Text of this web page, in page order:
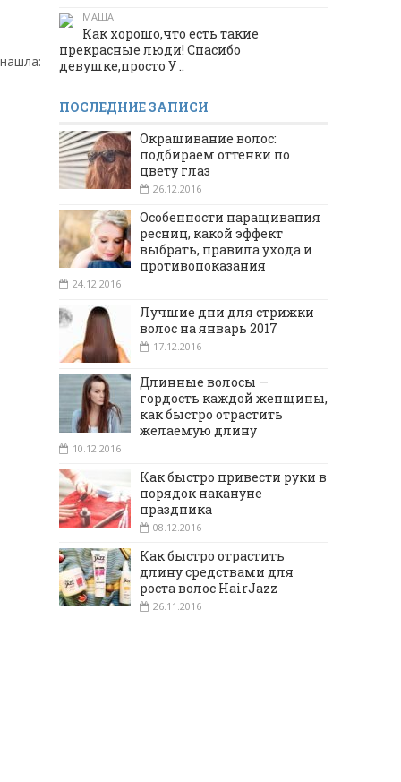
МАША
Как хорошо,что есть такие
прекрасные люди! Спасибо
девушке,просто У ..
ПОСЛЕДНИЕ ЗАПИСИ
Окрашивание волос:
подбираем оттенки по
цвету глаз
26.12.2016
Особенности наращивания
ресниц, какой эффект
выбрать, правила ухода и
противопоказания
24.12.2016
Лучшие дни для стрижки
волос на январь 2017
17.12.2016
Длинные волосы —
гордость каждой женщины,
как быстро отрастить
желаемую длину
10.12.2016
Как быстро привести руки в
порядок накануне
праздника
08.12.2016
Как быстро отрастить
длину средствами для
роста волос HairJazz
26.11.2016